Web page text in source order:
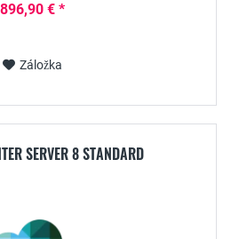
896,90 € *
Záložka
SERVER 8 STANDARD